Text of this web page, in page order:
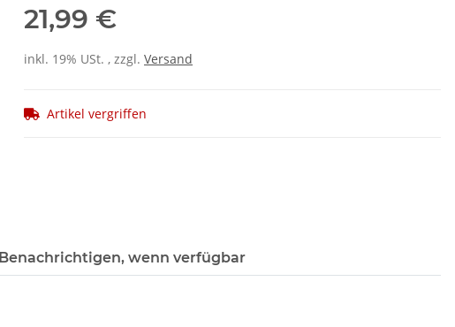
21,99 €
inkl. 19% USt. , zzgl. Versand
Artikel vergriffen
Benachrichtigen, wenn verfügbar